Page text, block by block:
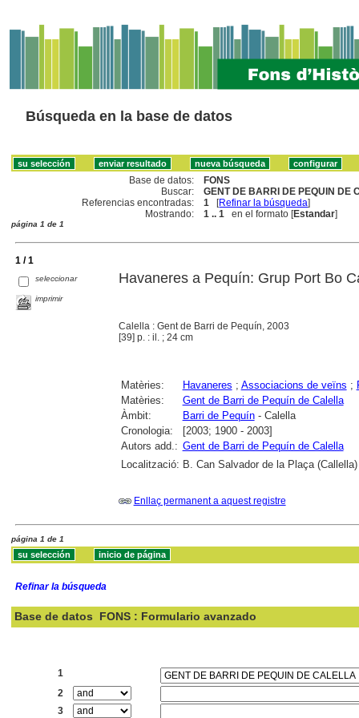
Búsqueda en la base de datos
Base de datos:
FONS
Buscar:
GENT DE BARRI DE PEQUIN DE
Referencias encontradas:
1 [Refinar la búsqueda]
Mostrando:
1 .. 1 en el formato [Estandar]
página 1 de 1
1 / 1
seleccionar
imprimir
Havaneres a Pequín: Grup Port Bo
Calella : Gent de Barri de Pequín, 2003
[39] p. : il. ; 24 cm
Matèries: Havaneres ; Associacions de veïns ;
Matèries:
Gent de Barri de Pequín de Calella
Àmbit:
Barri de Pequín- Calella
Cronologia:
[2003; 1900 - 2003]
Autors add.: Gent de Barri de Pequín de Calella
Localització: B. Can Salvador de la Plaça (Callella)
Enllaç permanent a aquest registre
página 1 de 1
Refinar la búsqueda
Base de datos FONS : Formulario avanzado
1
2
3